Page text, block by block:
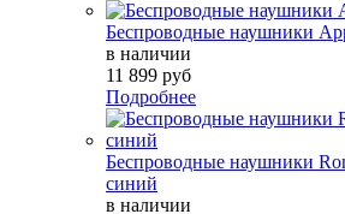
Беспроводные наушники
в наличии
11 899 руб
Подробнее
Беспроводные наушники
синий
в наличии